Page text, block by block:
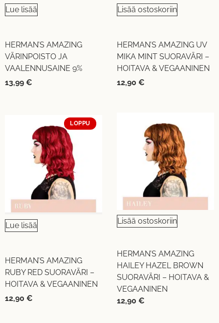
Lue lisää
HERMAN’S AMAZING
VÄRINPOISTO JA
VAALENNUSAINE 9%
13,99 €
Lisää ostoskoriin
HERMAN’S AMAZING UV
MIKA MINT SUORAVÄRI –
HOITAVA & VEGAANINEN
12,90 €
LOPPU
Lue lisää
HERMAN’S AMAZING
RUBY RED SUORAVÄRI –
HOITAVA & VEGAANINEN
12,90 €
Lisää ostoskoriin
HERMAN’S AMAZING
HAILEY HAZEL BROWN
SUORAVÄRI – HOITAVA &
VEGAANINEN
12,90 €